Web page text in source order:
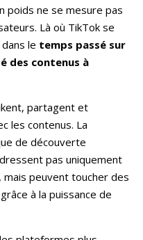
poids ne se mesure pas
Là où TikTok se
le temps passé sur
des contenus à
partagent et
les contenus. La
de découverte
pas uniquement
mais peuvent toucher des
à la puissance de